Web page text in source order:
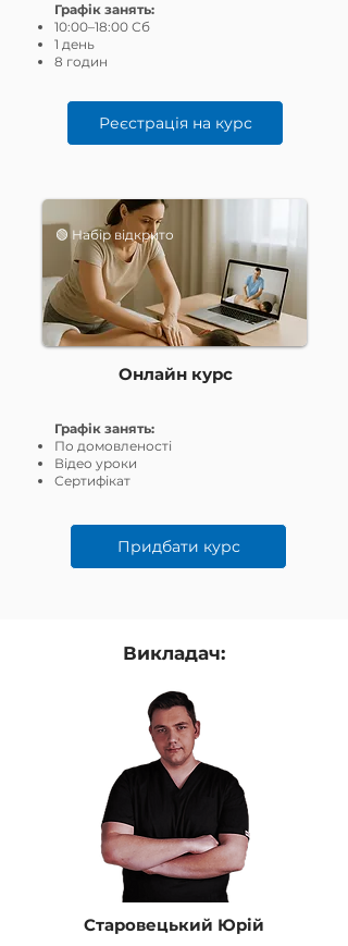
Графік занять:
10:00–18:00 Сб
1 день
8 годин
Реєстрація на курс
🟢Набір відкрито
Онлайн курс
Графік занять:
По домовленості
Відео уроки
Сертифікат
Придбати курс
Викладач:
Старовецький Юрій